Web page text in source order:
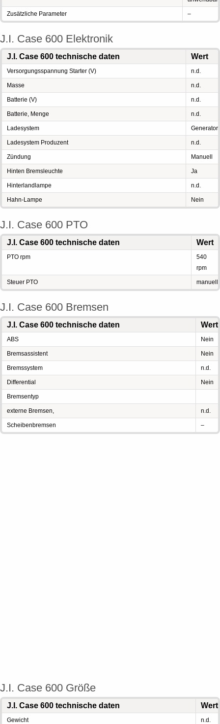
Zusätzliche Parameter –
J.I. Case 600 Elektronik
J.I. Case 600 technische daten Wert
Versorgungsspannung Starter (V) n.d.
Masse n.d.
Batterie (V) n.d.
Batterie, Menge n.d.
Ladesystem Generator
Ladesystem Produzent n.d.
Zündung Manuell
Hinten Bremsleuchte Ja
Hinterlandlampe n.d.
Hahn-Lampe Nein
J.I. Case 600 PTO
J.I. Case 600 technische daten Wert
PTO rpm
540
rpm
Steuer PTO manuell
J.I. Case 600 Bremsen
J.I. Case 600 technische daten Wert
ABS Nein
Bremsassistent Nein
Bremssystem n.d.
Differential Nein
Bremsentyp
externe Bremsen, n.d.
Scheibenbremsen –
J.I. Case 600 Größe
J.I. Case 600 technische daten Wert
Gewicht n.d.